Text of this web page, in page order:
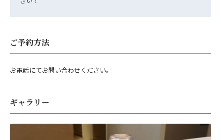
ご予約方法
お電話にてお問い合わせください。
ギャラリー